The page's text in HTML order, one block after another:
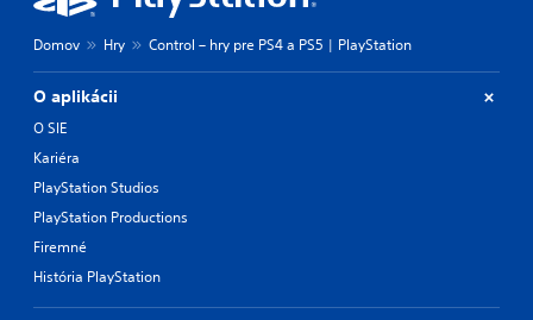
Domov Hry Control – hry pre PS4 a PS5 | PlayStation
O aplikácii
O SIE
Kariéra
PlayStation Studios
PlayStation Productions
Firemné
História PlayStation